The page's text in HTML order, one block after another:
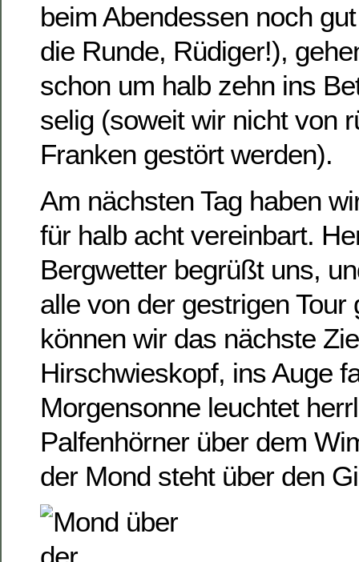
beim Abendessen noch
die Runde, Rüdiger!),
schon um halb zehn ins
selig (soweit wir nicht von
Franken gestört werden).
Am nächsten Tag haben
für halb acht vereinbart.
Bergwetter begrüßt uns,
alle von der gestrigen Tour
können wir das nächste
Hirschwieskopf, ins Auge
Morgensonne leuchtet
Palfenhörner über dem
der Mond steht über den